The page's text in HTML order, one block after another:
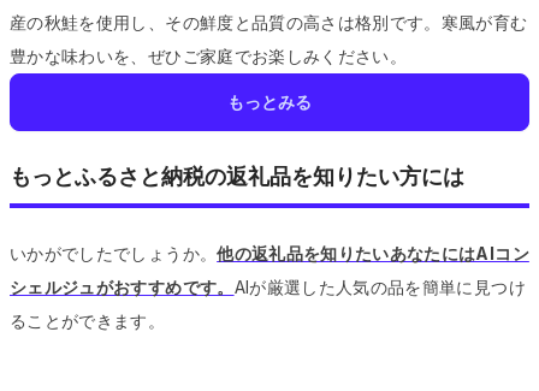
産の秋鮭を使用し、その鮮度と品質の高さは格別です。 寒風が育む
豊かな味わいを、ぜひご家庭でお楽しみください。
もっとみる
もっとふるさと納税の返礼品を知りたい方には
いかがでしたでしょうか。他の返礼品を知りたいあなたにはAIコン
シェルジュがおすすめです。 AIが厳選した人気の品を簡単に見つけ
ることができます。